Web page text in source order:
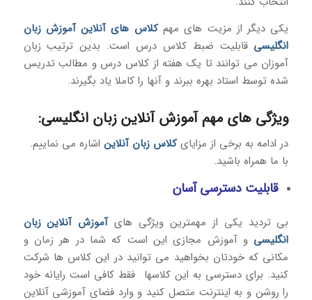
یکی دیگر از مزیت های مهمکلاس های آنلاین آموزش زبان
انگلیسی قابلیت ضبط کلاس درس است. بدین ترتیب زبان
آموزان می توانند تا یک هفته از کلاس درس و مطالب تدریس
شده توسط استاد بهره ببرند و آنها را کاملا یاد بگیرند.
ویژگی های مهم آموزش آنلاین زبان انگلیسی:
در ادامه به برخی از مزایایکلاس زبان آنلایناشاره می نماییم.
با ما همراه باشید.
قابلیت دسترسی آسان
بی تردید یکی از مهمترین ویژگی هایآموزش آنلاین زبان
انگلیسی و آموزش مجازی این است که شما در هر زمان و
مکانی که خودتان بخواهید می توانید در این کلاس ها شرکت
کنید. برای دسترسی به این کلاسها فقط کافی است رایانه خود
را روشن و به اینترنت متصل کنید و وارد فضای آموزشی آنلاین